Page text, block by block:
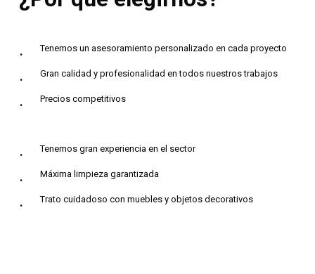
Tenemos un asesoramiento personalizado en cada proyecto
Gran calidad y profesionalidad en todos nuestros trabajos
Precios competitivos
Tenemos gran experiencia en el sector
Máxima limpieza garantizada
Trato cuidadoso con muebles y objetos decorativos